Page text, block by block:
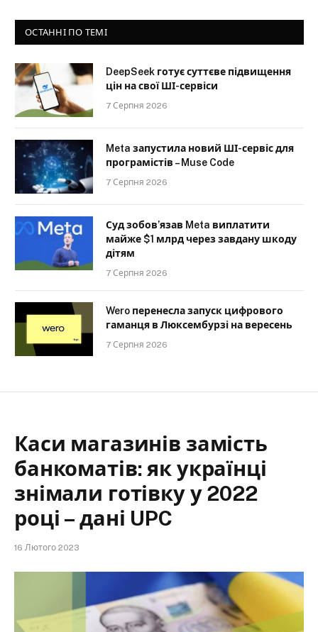
ОСТАННІ ПО ТЕМІ
DeepSeek готує суттєве підвищення
цін на свої ШІ-сервіси
7 Серпня 2026
Meta запустила новий ШІ-сервіс для
програмістів – Muse Code
7 Серпня 2026
Суд зобов’язав Meta виплатити
майже $1 млрд через завдану шкоду
дітям
7 Серпня 2026
Wero перенесла запуск цифрового
гаманця в Люксембурзі на вересень
7 Серпня 2026
Каси магазинів замість
банкоматів: як українці
знімали готівку у 2022
році – дані UPC
16 Лютого 2023